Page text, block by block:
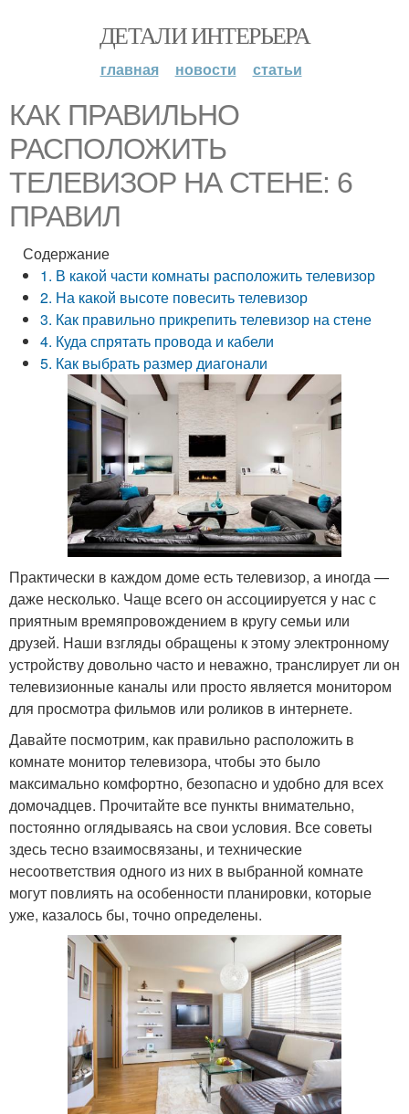
ДЕТАЛИ ИНТЕРЬЕРА
главная новости статьи
КАК ПРАВИЛЬНО
РАСПОЛОЖИТЬ
ТЕЛЕВИЗОР НА СТЕНЕ: 6
ПРАВИЛ
Содержание
1. В какой части комнаты расположить телевизор
2. На какой высоте повесить телевизор
3. Как правильно прикрепить телевизор на стене
4. Куда спрятать провода и кабели
5. Как выбрать размер диагонали
Практически в каждом доме есть телевизор, а иногда —
даже несколько. Чаще всего он ассоциируется у нас с
приятным времяпровождением в кругу семьи или
друзей. Наши взгляды обращены к этому электронному
устройству довольно часто и неважно, транслирует ли он
телевизионные каналы или просто является монитором
для просмотра фильмов или роликов в интернете.
Давайте посмотрим, как правильно расположить в
комнате монитор телевизора, чтобы это было
максимально комфортно, безопасно и удобно для всех
домочадцев. Прочитайте все пункты внимательно,
постоянно оглядываясь на свои условия. Все советы
здесь тесно взаимосвязаны, и технические
несоответствия одного из них в выбранной комнате
могут повлиять на особенности планировки, которые
уже, казалось бы, точно определены.